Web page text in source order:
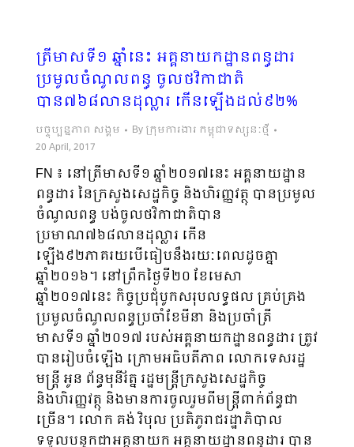
ត្រីមាសទី១ ឆ្នាំនេះ អគ្គនាយកដ្ឋានពន្ធដារ
ប្រមូលចំណូលពន្ធ ចូលថវិកាជាតិ
បាន៧៦៨លានដុល្លារ កើនឡើងដល់៩២%
បច្ចុប្បន្នភាព សង្គម By ក្រុមការងារ កម្ពុជាទស្សនៈថ្មី
20 April, 2017
FN ៖ នៅត្រីមាសទី១ ឆ្នាំ២០១៧នេះ អគ្គនាយដ្ឋាន
ពន្ធដារ នៃក្រសួងសេដ្ឋកិច្ច និងហិរញ្ញវត្ថុ បានប្រមូល
ចំណូលពន្ធ បង់ចូលថវិកាជាតិបាន
ប្រមាណ៧៦៨លានដុល្លារ កើន
ឡើង៩២ភាគរយបើធៀបនឹងរយៈពេលដូចគ្នា
ឆ្នាំ២០១៦។ នៅព្រឹកថ្ងៃទី២០ ខែមេសា
ឆ្នាំ២០១៧នេះ កិច្ចប្រជុំបូកសរុបលទ្ធផល គ្រប់គ្រង
ប្រមូលចំណូលពន្ធប្រចាំខែមីនា និងប្រចាំត្រី
មាសទី១ ឆ្នាំ២០១៧ របស់អគ្គនាយកដ្ឋានពន្ធដារ ត្រូវ
បានរៀបចំឡើង ក្រោមអធិបតីភាព លោកទេសរដ្ឋ
មន្ត្រី អូន ព័ន្ធមុនីរ័ត្ន រដ្ឋមន្ត្រីក្រសួងសេដ្ឋកិច្ច
និងហិរញ្ញវត្ថុ និងមានការចូលរួមពីមន្ត្រីពាក់ព័ន្ធជា
ច្រើន។ លោក គង់ វិបុល ប្រតិភូរាជរដ្ឋាភិបាល
ទទួលបន្ទុកជាអគ្គនាយក អគ្គនាយដ្ឋានពន្ធដារ បាន